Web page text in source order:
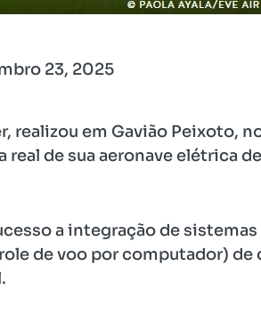
23, 2025
realizou em Gavião Peixoto,
de sua aeronave elétrica
a integração de
de voo por computador) de